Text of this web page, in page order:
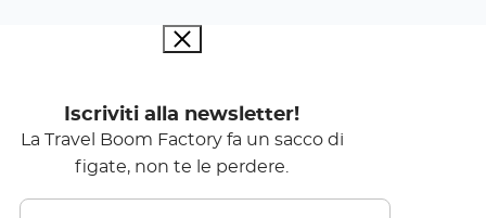
Iscriviti alla newsletter!
La Travel Boom Factory fa un sacco di
figate, non te le perdere.